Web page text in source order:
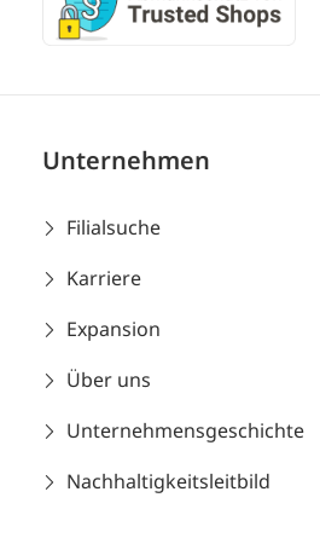
Unternehmen
Filialsuche
Karriere
Expansion
Über uns
Unternehmensgeschichte
Nachhaltigkeitsleitbild